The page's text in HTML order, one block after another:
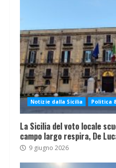
Notizie dalla Sicilia Politica
La Sicilia del voto locale
campo largo respira, De
9 giugno 2026